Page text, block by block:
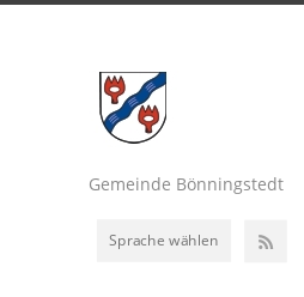
Gemeinde Bönningstedt
Sprache wählen